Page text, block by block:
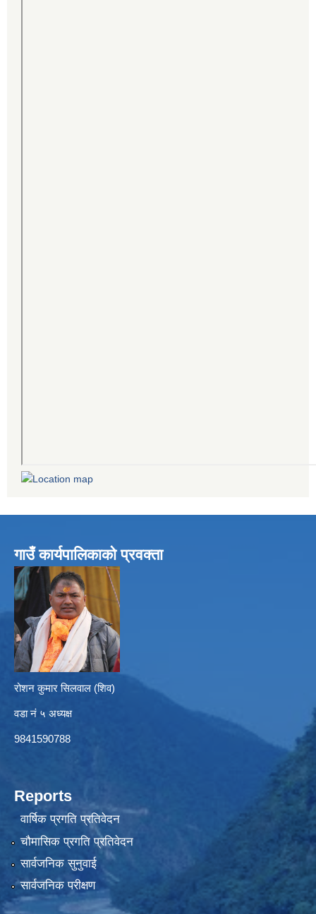
गाउँ कार्यपालिकाको प्रवक्ता
रोशन कुमार सिलवाल (शिव)
वडा नं ५ अध्यक्ष
9841590788
Reports
वार्षिक प्रगति प्रतिवेदन
चौमासिक प्रगति प्रतिवेदन
सार्वजनिक सुनुवाई
सार्वजनिक परीक्षण